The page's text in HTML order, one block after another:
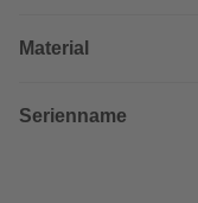
Material
Serienname